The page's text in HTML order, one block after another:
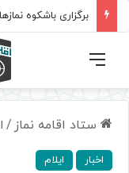
برگزاری باشکوه
فهرست
ستاد اقامه نماز /
اخبار ایلام